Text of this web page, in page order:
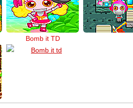
Bomb it TD